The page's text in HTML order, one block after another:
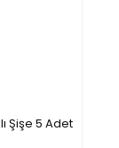
Şişe 5 Adet